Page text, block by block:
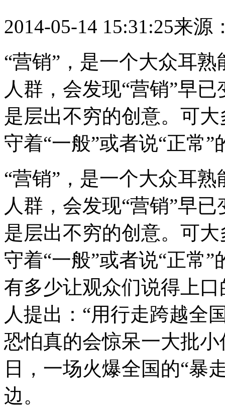
2014-05-14 15:31:25来源
“营销”，是一个大众耳
人群，会发现“营销”早
是层出不穷的创意。可
守着“一般”或者说“正常”
“营销”，是一个大众耳
人群，会发现“营销”早
是层出不穷的创意。可
守着“一般”或者说“正常
有多少让观众们说得上
人提出：“用行走跨越全
恐怕真的会惊呆一大批
日，一场火爆全国的“暴
边。